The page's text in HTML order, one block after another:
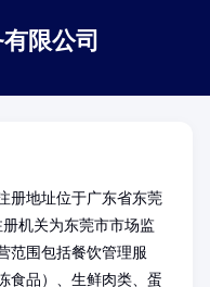
限公司
册地址位于广东省东莞
机关为东莞市市场监
范围包括餐饮管理服
食品）、生鲜肉类、蛋